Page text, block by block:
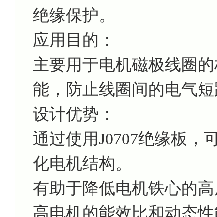
绝缘保护。
应用目的：
主要用于电机磁极线圈
能，防止线圈间的电气
设计优势：
通过使用J0707绝缘板，
化电机结构。
有助于降低电机铁心的
高电机的能效比和动态